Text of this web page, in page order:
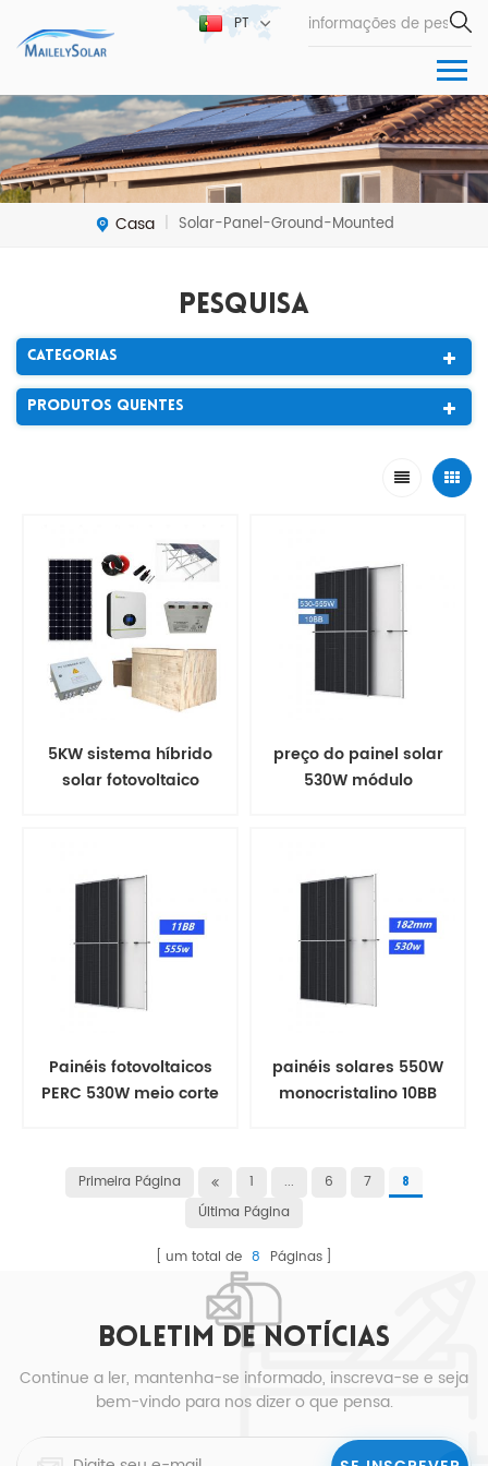
PT
Casa | Solar-Panel-Ground-Mounted
Pesquisa
Categorias
Produtos Quentes
5KW sistema híbrido
solar fotovoltaico
preço do painel solar
530W módulo
Painéis fotovoltaicos
PERC 530W meio corte
painéis solares 550W
monocristalino 10BB
Primeira Página 1 ... 6 7 8
Última Página
um total de 8 Páginas
BOLETIM DE NOTÍCIAS
Continue a ler, mantenha-se informado, inscreva-se e seja
bem-vindo para nos dizer o que pensa.